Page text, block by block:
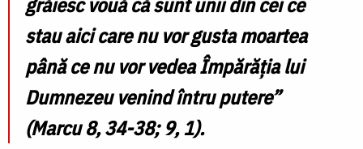
stau aici care nu vor gusta moartea
până ce nu vor vedea Împărăția lui
Dumnezeu venind întru putere”
(Marcu 8, 34-38; 9, 1).